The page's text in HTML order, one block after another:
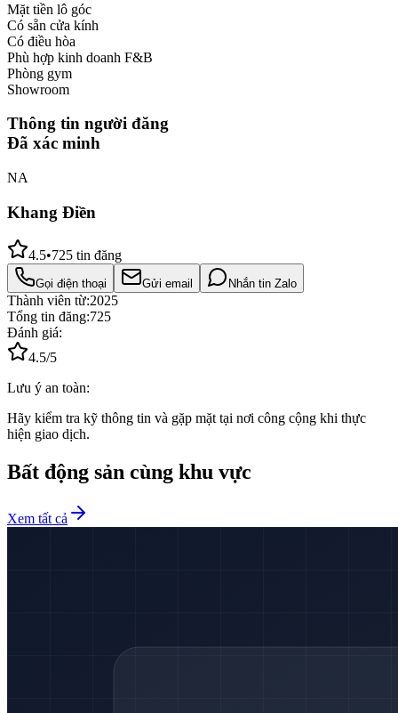
Mặt tiền lô góc
Có sẵn cửa kính
Có điều hòa
Phù hợp kinh doanh F&B
Phòng gym
Showroom
Thông tin người đăng
Đã xác minh
NA
Khang Điền
4.5•725 tin đăng
Gọi điện thoại Gửi email Nhắn tin Zalo
Thành viên từ:2025
Tổng tin đăng:725
Đánh giá:
4.5/5
Lưu ý an toàn:
Hãy kiểm tra kỹ thông tin và gặp mặt tại nơi công cộng khi thực
hiện giao dịch.
Bất động sản cùng khu vực
Xem tất cả